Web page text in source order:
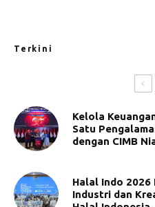
Terkini
Kelola
Satu
dengan CIMB
Halal Indo
Industri dan